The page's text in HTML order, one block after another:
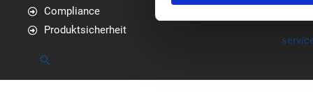
Compliance
Produktsicherheit
Suchen